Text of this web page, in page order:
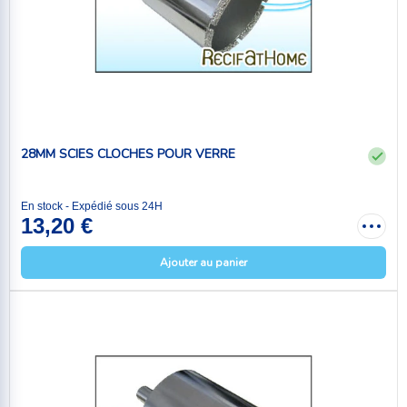
28MM SCIES CLOCHES POUR VERRE
En stock - Expédié sous 24H
13,20 €
Ajouter au panier